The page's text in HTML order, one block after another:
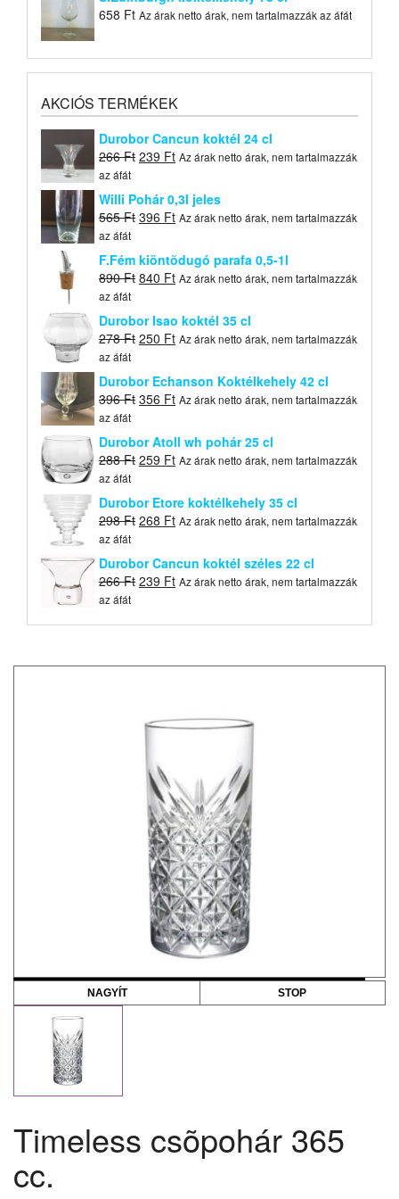
658 Ft Az árak netto árak, nem tartalmazzák az áfát
AKCIÓS TERMÉKEK
Durobor Cancun koktél 24 cl
266Ft Original
was:
266 Ft.
239 FtCurrent
is:
239 Ft.
Az árak netto árak, nem tartalmazzák
az áfát
Willi Pohár 0,3l jeles
565Ft Original
was:
565 Ft.
396 FtCurrent
is:
396 Ft.
Az árak netto árak, nem tartalmazzák
az áfát
F.Fém kiöntõdugó parafa 0,5-1l
890Ft Original
was:
890 Ft.
840 FtCurrent
is:
840 Ft.
Az árak netto árak, nem tartalmazzák
az áfát
Durobor Isao koktél 35 cl
278Ft Original
was:
278 Ft.
250 FtCurrent
250 Ft.
Az árak netto árak, nem tartalmazzák
az áfát
Durobor Echanson Koktélkehely 42 cl
396Ft Original
was:
396 Ft.
356 FtCurrent
is:
356 Ft.
Az árak netto árak, nem tartalmazzák
az áfát
Durobor Atoll wh pohár 25 cl
288Ft Original
was:
288 Ft.
259 FtCurrent
259 Ft.
Az árak netto árak, nem tartalmazzák
az áfát
Durobor Etore koktélkehely 35 cl
298Ft Original
was:
298 Ft.
268 FtCurrent
268 Ft.
Az árak netto árak, nem tartalmazzák
az áfát
Durobor Cancun koktél széles 22 cl
266Ft Original
239 FtCurrent
Az árak netto árak, nem tartalmazzák
az áfát
NAGYÍT STOP
Timeless csõpohár 365
cc.